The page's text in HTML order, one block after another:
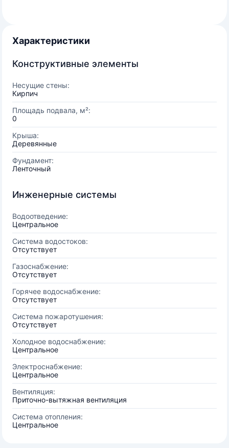
Характеристики
Конструктивные элементы
Несущие стены:
Кирпич
Площадь подвала, м²:
0
Крыша:
Деревянные
Фундамент:
Ленточный
Инженерные системы
Водоотведение:
Центральное
Система водостоков:
Отсутствует
Газоснабжение:
Отсутствует
Горячее водоснабжение:
Отсутствует
Система пожаротушения:
Отсутствует
Холодное водоснабжение:
Центральное
Электроснабжение:
Центральное
Вентиляция:
Приточно-вытяжная вентиляция
Система отопления:
Центральное